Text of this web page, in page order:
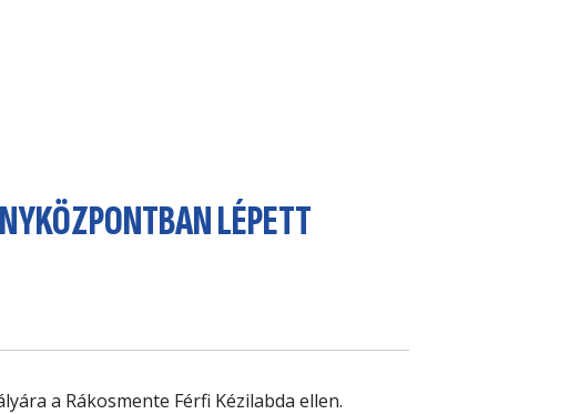
LÉPETT
a Rákosmente Férfi Kézilabda ellen.